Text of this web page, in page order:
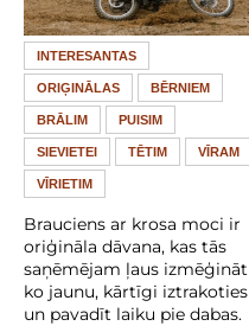
INTERESANTAS
ORIĢINĀLAS BĒRNIEM
BRĀLIM PUISIM
SIEVIETEI TĒTIM VĪRAM
VĪRIETIM
Brauciens ar krosa moci ir
oriģināla dāvana, kas tās
saņēmējam ļaus izmēģināt
ko jaunu, kārtīgi iztrakoties
un pavadīt laiku pie dabas.